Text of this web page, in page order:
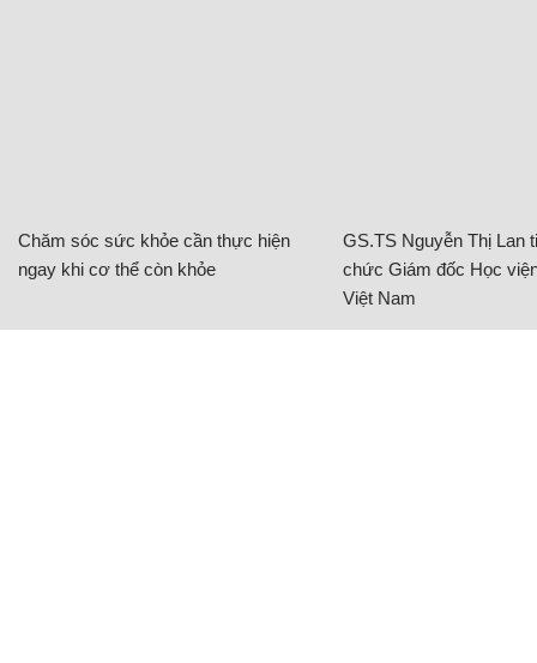
Chăm sóc sức khỏe cần thực hiện
ngay khi cơ thể còn khỏe
GS.TS Nguyễn Thị Lan
chức Giám đốc Học
Việt Nam